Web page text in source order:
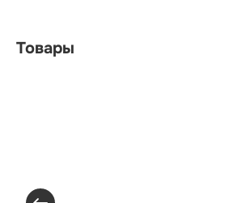
Товары